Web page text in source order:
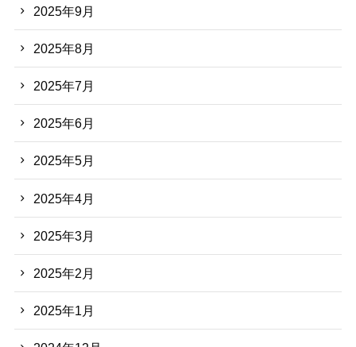
2025年9月
2025年8月
2025年7月
2025年6月
2025年5月
2025年4月
2025年3月
2025年2月
2025年1月